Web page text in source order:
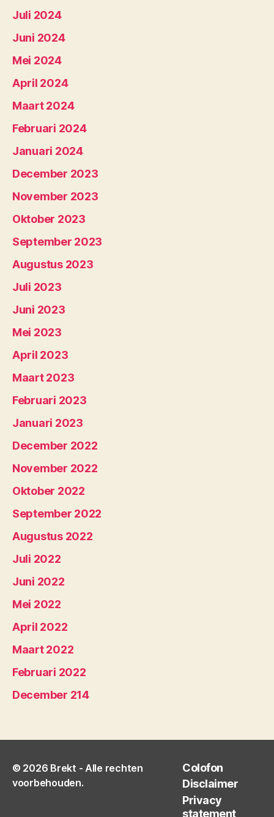
Juli 2024
Juni 2024
Mei 2024
April 2024
Maart 2024
Februari 2024
Januari 2024
December 2023
November 2023
Oktober 2023
September 2023
Augustus 2023
Juli 2023
Juni 2023
Mei 2023
April 2023
Maart 2023
Februari 2023
Januari 2023
December 2022
November 2022
Oktober 2022
September 2022
Augustus 2022
Juli 2022
Juni 2022
Mei 2022
April 2022
Maart 2022
Februari 2022
December 214
© 2026 Brekt - Alle rechten
voorbehouden.
Colofon
Disclaimer
Privacy
statement